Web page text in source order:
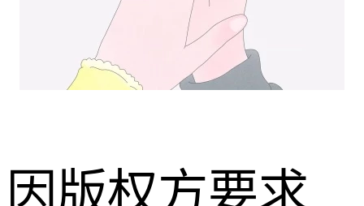
因版权方要求